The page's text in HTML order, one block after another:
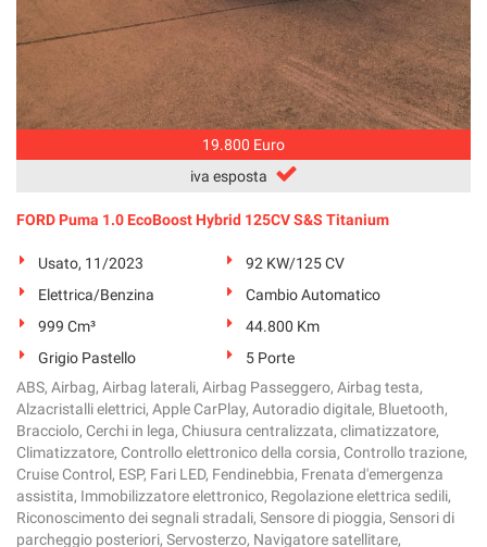
19.800 Euro
iva esposta
FORD Puma 1.0 EcoBoost Hybrid 125CV S&S Titanium
Usato, 11/2023
92 KW/125 CV
Elettrica/Benzina
Cambio Automatico
999 Cm³
44.800 Km
Grigio Pastello
5 Porte
ABS, Airbag, Airbag laterali, Airbag Passeggero, Airbag testa,
Alzacristalli elettrici, Apple CarPlay, Autoradio digitale, Bluetooth,
Bracciolo, Cerchi in lega, Chiusura centralizzata, climatizzatore,
Climatizzatore, Controllo elettronico della corsia, Controllo trazione,
Cruise Control, ESP, Fari LED, Fendinebbia, Frenata d'emergenza
assistita, Immobilizzatore elettronico, Regolazione elettrica sedili,
Riconoscimento dei segnali stradali, Sensore di pioggia, Sensori di
parcheggio posteriori, Servosterzo, Navigatore satellitare,